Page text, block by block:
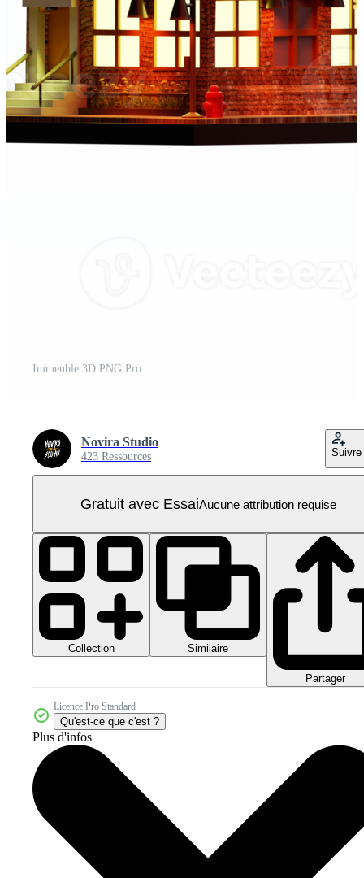
Immeuble 3D PNG Pro
Novira Studio
423 Ressources Suivre
Gratuit avec EssaiAucune attribution requise
Collection Similaire
Partager
Licence Pro Standard
Qu'est-ce que c'est ?
Plus d'infos